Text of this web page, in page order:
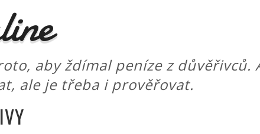
aby ždímal peníze z důvěřivců.
ale je třeba i prověřovat.